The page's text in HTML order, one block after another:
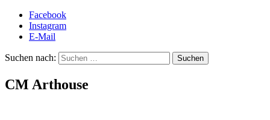
Facebook
Instagram
E-Mail
Suchen nach:
CM Arthouse